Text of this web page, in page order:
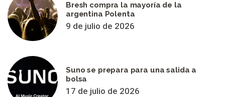
Bresh compra la mayoría de la
argentina Polenta
9 de julio de 2026
Suno se prepara para una salida a
bolsa
17 de julio de 2026